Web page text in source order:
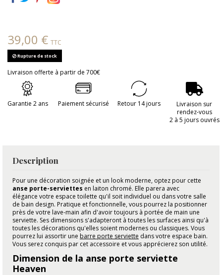
39,00 € TTC
Rupture de stock
Livraison offerte à partir de 700€
Garantie 2 ans Paiement sécurisé Retour 14 jours
Livraison sur
rendez-vous
2 à 5 jours ouvrés
Description
Pour une décoration soignée et un look moderne, optez pour cette
anse porte-serviettes en laiton chromé. Elle parera avec
élégance votre espace toilette qu'il soit individuel ou dans votre salle
de bain design. Pratique et fonctionnelle, vous pourrez la positionner
près de votre lave-main afin d'avoir toujours à portée de main une
serviette. Ses dimensions s'adapteront à toutes les surfaces ainsi qu'à
toutes les décorations qu'elles soient modernes ou classiques. Vous
pourrez lui assortir une barre porte serviette dans votre espace bain.
Vous serez conquis par cet accessoire et vous apprécierez son utilité.
Dimension de la anse porte serviette
Heaven